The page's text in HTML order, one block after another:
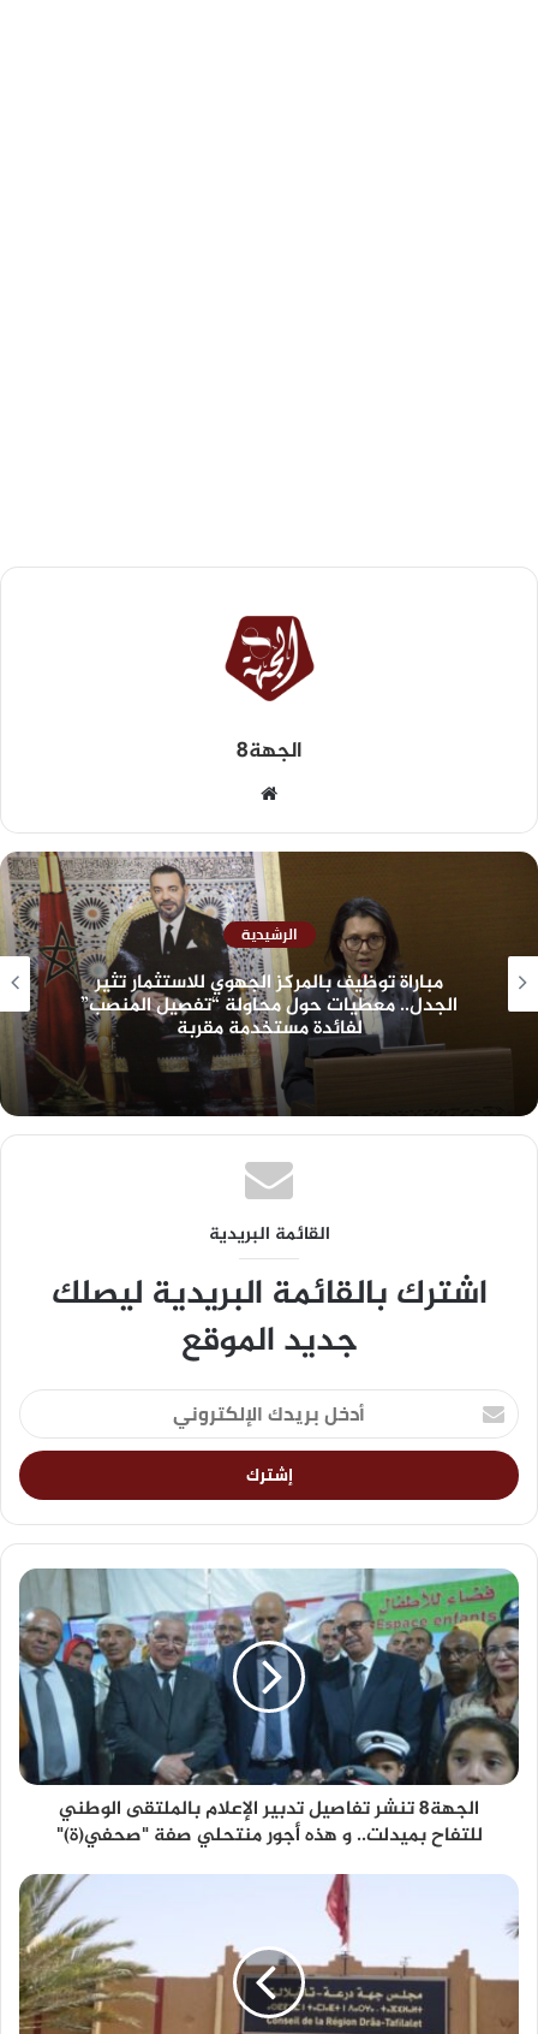
الجهة8
الرشيدية
مباراة توظيف بالمركز الجهوي للاستثمار تثير
الجدل.. معطيات حول محاولة “تفصيل المنصب”
لفائدة مستخدمة مقربة
القائمة البريدية
اشترك بالقائمة البريدية ليصلك
جديد الموقع
الجهة8 تنشر تفاصيل تدبير الإعلام بالملتقى الوطني
للتفاح بميدلت.. و هذه أجور منتحلي صفة "صحفي(ة)"